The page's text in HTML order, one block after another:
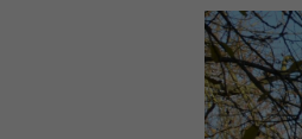
Drupal
Podio